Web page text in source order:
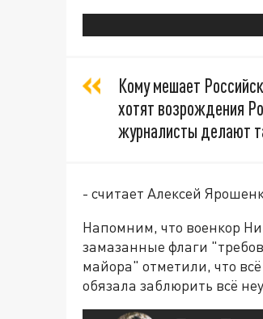
Кому мешает
хотят возрождения
журналисты делают
- считает Алексей
Напомним, что военкор
замазанные флаги
майора" отметили, что
обязала заблюрить всё